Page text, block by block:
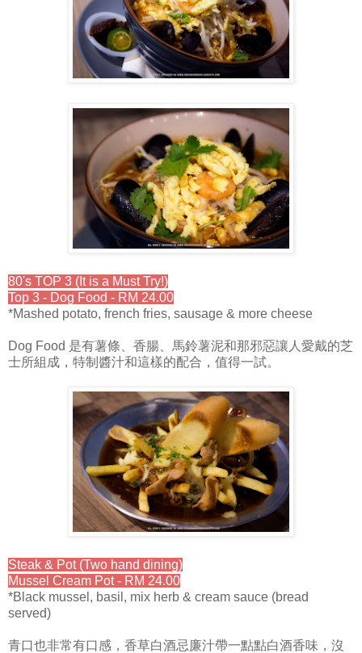
80's TOP 3 (It is a Must Try!)
Top 3 - Dog Food - RM 24.00
*Mashed potato, french fries, sausage & more cheese
Dog Food 是有薯條、香腸、馬鈴薯泥和那邪惡讓人愛戴的芝
士所組成，特制醬汁和這樣的配合，值得一試。
Steak & Pot (Two hand dining)
Mussel Cream Pot - RM 24.00
*Black mussel, basil, mix herb & cream sauce (bread
served)
青口也非常有口感，香草白酒忌廉汁帶一點點白酒香味，沒